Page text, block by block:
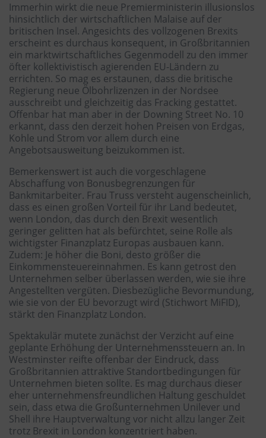
Immerhin wirkt die neue Premierministerin illusionslos
hinsichtlich der wirtschaftlichen Malaise auf der
britischen Insel. Angesichts des vollzogenen Brexits
erscheint es durchaus konsequent, in Großbritannien
ein marktwirtschaftliches Gegenmodell zu den immer
öfter kollektivistisch agierenden EU-Ländern zu
errichten. So mag es erstaunen, dass die britische
Regierung neue Ölbohrlizenzen in der Nordsee
ausschreibt und gleichzeitig das Fracking gestattet.
Offenbar hat man aber in der Downing Street No. 10
erkannt, dass den derzeit hohen Preisen von Erdgas,
Kohle und Strom vor allem durch eine
Angebotsausweitung beizukommen ist.
Bemerkenswert ist auch die vorgeschlagene
Abschaffung von Bonusbegrenzungen für
Bankmitarbeiter. Frau Truss versteht augenscheinlich,
dass es einen großen Vorteil für ihr Land bedeutet,
wenn London, das durch den Brexit wesentlich
geringer gelitten hat als befürchtet, seine Rolle als
wichtigster Finanzplatz Europas ausbauen kann.
Zudem: Je höher die Boni, desto größer die
Einkommensteuereinnahmen. Es kann getrost den
Unternehmen selber überlassen werden, wie sie ihre
Angestellten vergüten. Diesbezügliche Bevormundung,
wie sie von der EU bevorzugt wird (Stichwort MiFID),
stärkt den Finanzplatz London.
Spektakulär mutete zunächst der Verzicht auf eine
geplante Erhöhung der Unternehmenssteuern an. In
Westminster reifte offenbar der Eindruck, dass
Großbritannien attraktive Standortbedingungen für
Unternehmen bieten sollte. Es mag durchaus dieser
eher unternehmensfreundlichen Haltung geschuldet
sein, dass etwa die Großunternehmen Unilever und
Shell ihre Hauptverwaltung vor nicht allzu langer Zeit
trotz Brexit in London konzentriert haben.